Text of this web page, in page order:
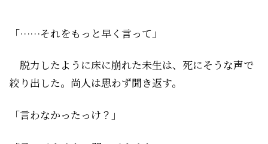
「……それをもっと早く言って」
脱力したように床に崩れた未生は、死にそうな声で
絞り出した。尚人は思わず聞き返す。
「言わなかったっけ？」